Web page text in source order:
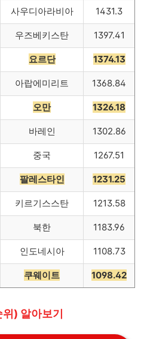
사우디아라비아 1431.3
우즈베키스탄 1397.41
요르단 1374.13
아랍에미리트 1368.84
오만 1326.18
바레인 1302.86
중국 1267.51
팔레스타인 1231.25
키르기스스탄 1213.58
북한 1183.96
인도네시아 1108.73
쿠웨이트 1098.42
) 알아보기